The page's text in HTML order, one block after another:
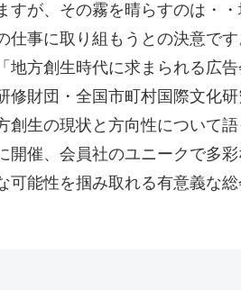
すが、その霧を晴らすのは・・
仕事に取り組もうとの決意です
地方創生時代に求まられる広告
修財団・全国市町村国際文化
創生の現状と方向性について語
開催、会員社のユニークで多彩
可能性を掴み取れる有意義な